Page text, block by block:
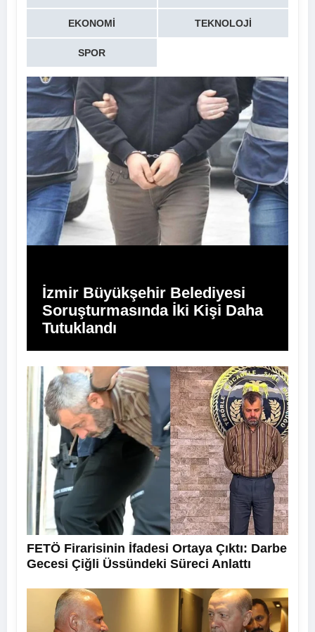
EKONOMI TEKNOLOJI
SPOR
İzmir Büyükşehir Belediyesi
Soruşturmasında İki Kişi Daha
Tutuklandı
FETÖ Firarisinin İfadesi Ortaya Çıktı: Darbe
Gecesi Çiğli Üssündeki Süreci Anlattı